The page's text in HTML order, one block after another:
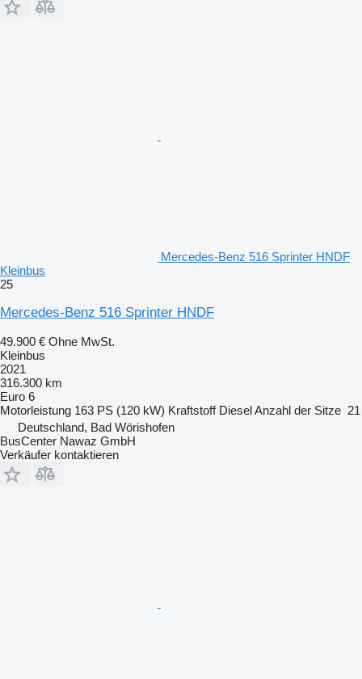
Mercedes-Benz 516 Sprinter HNDF
Kleinbus
25
Mercedes-Benz 516 Sprinter HNDF
49.900 € Ohne MwSt.
Kleinbus
2021
316.300 km
Euro 6
Motorleistung 163 PS (120 kW) Kraftstoff DieselAnzahl der Sitze 21
Deutschland, Bad Wörishofen
BusCenter Nawaz GmbH
Verkäufer kontaktieren